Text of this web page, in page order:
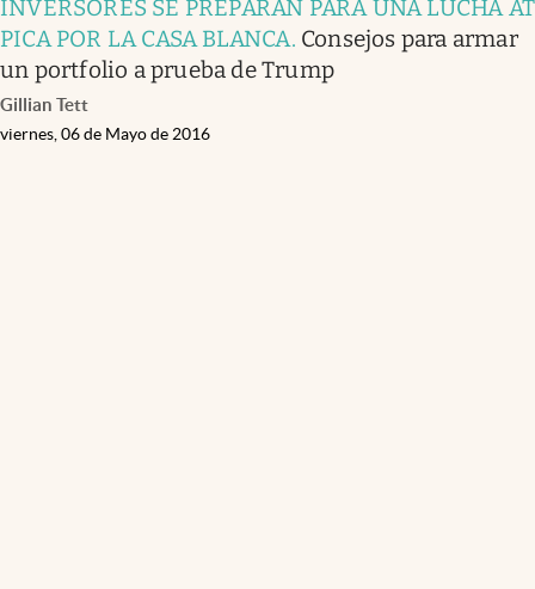
INVERSORES SE PREPARAN PARA UNA LUCHA AT
PICA POR LA CASA BLANCA. Consejos para armar
un portfolio a prueba de Trump
Gillian Tett
viernes, 06 de Mayo de 2016